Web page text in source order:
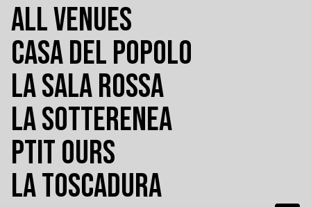
ALL VENUES
CASA DEL POPOLO
LA SALA ROSSA
LA SOTTERENEA
PTIT OURS
LA TOSCADURA